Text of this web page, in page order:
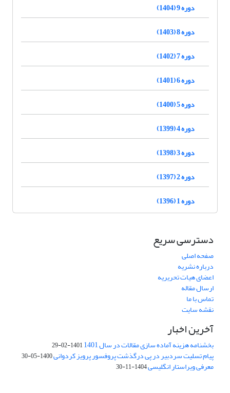
دوره 9 (1404)
دوره 8 (1403)
دوره 7 (1402)
دوره 6 (1401)
دوره 5 (1400)
دوره 4 (1399)
دوره 3 (1398)
دوره 2 (1397)
دوره 1 (1396)
دسترسی سریع
صفحه اصلی
درباره نشریه
اعضای هیات تحریریه
ارسال مقاله
تماس با ما
نقشه سایت
آخرین اخبار
بخشنامه هزینه آماده سازی مقالات در سال 1401 1401-02-29
پیام تسلیت سردبیر در پی درگذشت پروفسور پرویز کردوانی1400-05-30
معرفی ویراستار انگلیسی1404-11-30